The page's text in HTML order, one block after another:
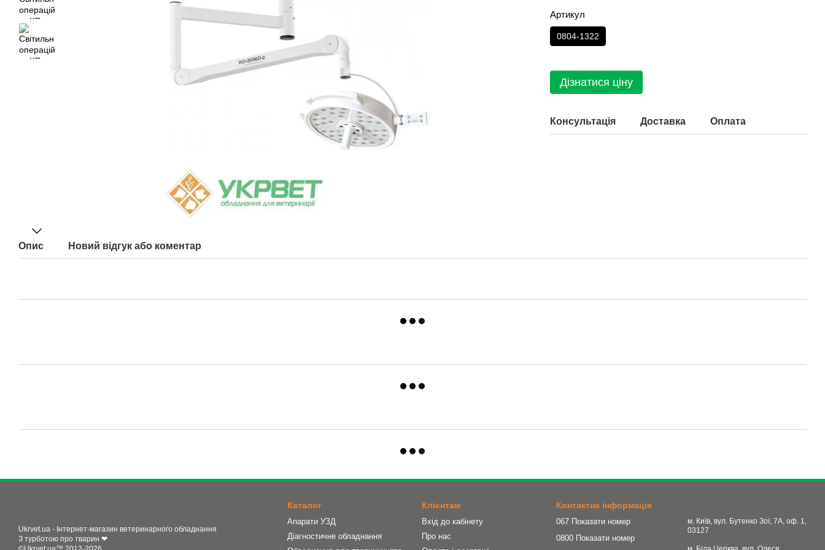
Артикул
0804-1322
Дізнатися ціну
Консультація Доставка Оплата
Опис Новий відгук або коментар
Ukrvet.ua - Інтернет-магазин ветеринарного обладнання
З турботою про тварин ❤
Каталог
Апарати УЗД
Діагностичне обладнання
Клієнтам
Вхід до кабінету
Про нас
Контактна інформація
067 Показати номер
0800 Показати номер
м. Київ, вул. Бутенко Зої, 7А, оф. 1,
03127